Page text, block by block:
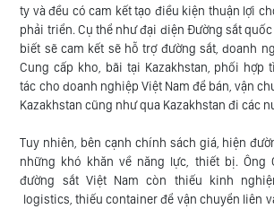
ty và đều có cam kết tạo điều kiện thuận lợi
phải triển. Cụ thể như đại diện Đường sắt
biết sẽ cam kết sẽ hỗ trợ đường sắt, doanh
Cung cấp kho, bãi tại Kazakhstan, phối hợp
tác cho doanh nghiệp Việt Nam để bán, vận
Kazakhstan cũng như qua Kazakhstan đi các
Tuy nhiên, bên cạnh chính sách giá, hiện
những khó khăn về năng lực, thiết bị. Ông
đường sắt Việt Nam còn thiếu kinh
logistics, thiếu container để vận chuyển liên